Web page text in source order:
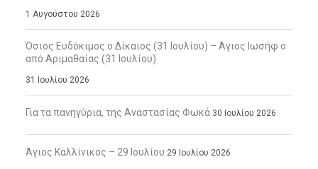
1 Αυγούστου 2026
Όσιος Ευδόκιμος ο Δίκαιος (31 Ιουλίου) – Άγιος Ιωσήφ ο
από Αριμαθαίας (31 Ιουλίου)
31 Ιουλίου 2026
Για τα πανηγύρια, της Αναστασίας Φωκά 30 Ιουλίου 2026
Άγιος Καλλίνικος – 29 Ιουλίου 29 Ιουλίου 2026